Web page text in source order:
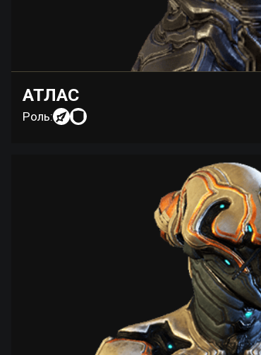
АТЛАС
Роль: